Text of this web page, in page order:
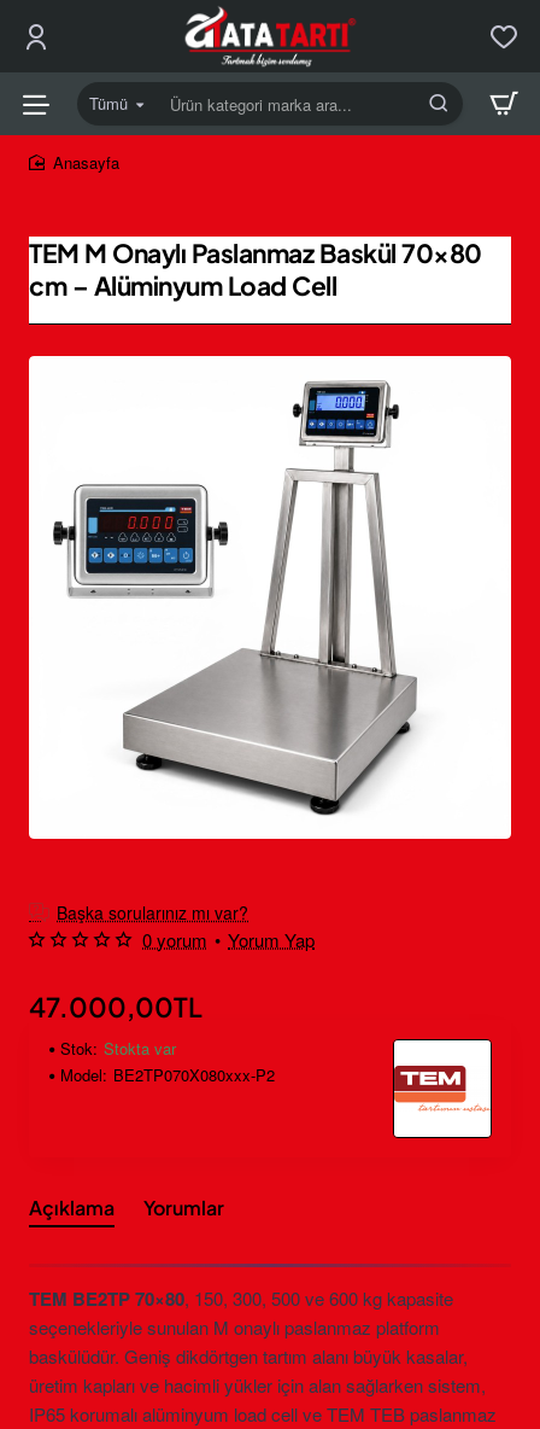
Tümü
Ürün
kategori
marka
TEM M Onaylı Paslanmaz Baskül 70×80
cm – Alüminyum Load Cell
Başka sorularınız mı var?
0 yorum • Yorum Yap
47.000,00TL
Stok: Stokta var
Model: BE2TP070X080xxx-P2
Açıklama Yorumlar
TEM BE2TP 70×80, 150, 300, 500 ve 600 kg kapasite
seçenekleriyle sunulan M onaylı paslanmaz platform
baskülüdür. Geniş dikdörtgen tartım alanı büyük kasalar,
üretim kapları ve hacimli yükler için alan sağlarken sistem,
IP65 korumalı alüminyum load cell ve TEM TEB paslanmaz